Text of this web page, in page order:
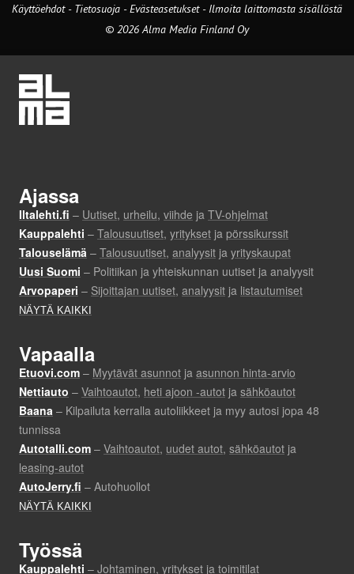
Käyttöehdot - Tietosuoja -Evästeasetukset- Ilmoita laittomasta sisällöstä
© 2026 Alma Media Finland Oy